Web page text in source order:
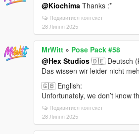
@Kiochima Thanks :*
Подивитися контекст
28 Липня 2025
MrWitt » Pose Pack #58
@Hex Studios 🇩🇪 Deutsch
Das wissen wir leider nicht
🇬🇧 English:
Unfortunately, we don’t know
Подивитися контекст
28 Липня 2025